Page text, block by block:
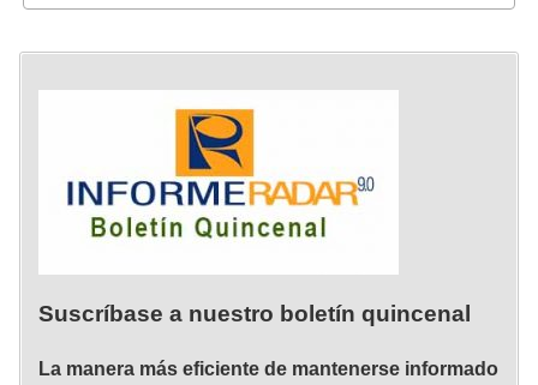
Suscríbase a nuestro boletín quincenal
La manera más eficiente de mantenerse informado